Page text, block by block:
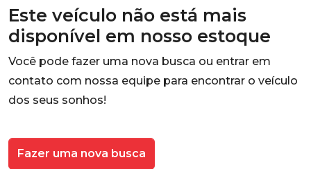
Este veículo não está mais
disponível em nosso estoque
Você pode fazer uma nova busca ou entrar em
contato com nossa equipe para encontrar o veículo
dos seus sonhos!
Fazer uma nova busca